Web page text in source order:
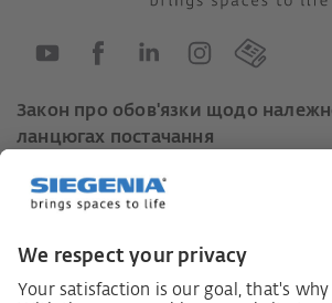
Закон про обов'язки щодо
ланцюгах постачання
Інформаційний лист для
постачання (LkSG)
Декларація про принципи